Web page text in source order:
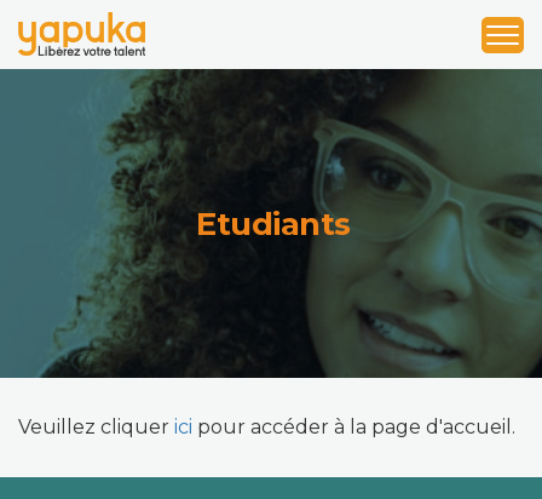
1
2
3
Etudiants
Veuillez cliquer ici pour accéder à la page d'accueil.